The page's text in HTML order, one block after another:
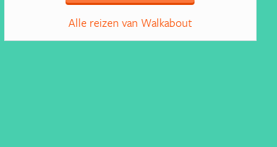
Alle reizen van Walkabout